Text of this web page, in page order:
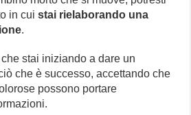
in cuistai rielaborando una
.
stai iniziando a dare un
che è successo, accettando che
possono portare